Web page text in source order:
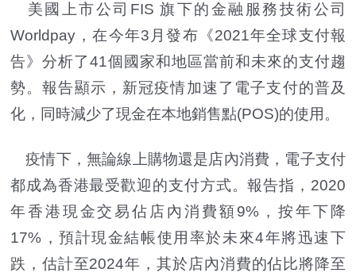
美國上市公司FIS 旗下的金融服務技術公司
Worldpay，在今年3月發布《2021年全球支付報
告》分析了41個國家和地區當前和未來的支付趨
勢。報告顯示，新冠疫情加速了電子支付的普及
化，同時減少了現金在本地銷售點(POS)的使用。
疫情下，無論線上購物還是店內消費，電子支付
都成為香港最受歡迎的支付方式。報告指，2020
年香港現金交易佔店內消費額9%，按年下降
17%，預計現金結帳使用率於未來4年將迅速下
跌，估計至2024年，其於店內消費的佔比將降至